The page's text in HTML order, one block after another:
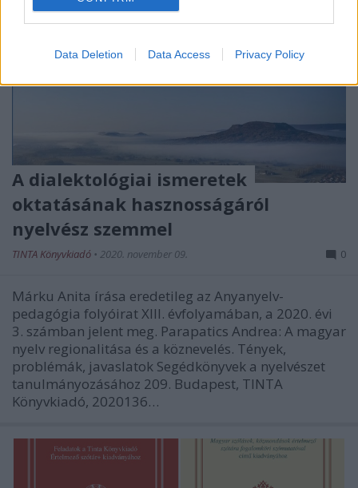
Data Deletion Data Access Privacy Policy
A dialektológiai ismeretek
oktatásának hasznosságáról
nyelvész szemmel
TINTA Könyvkiadó • 2020. november 09. 0
Márku Anita írása eredetileg az Anyanyelv-
pedagógia folyóirat XIII. évfolyamában, a 2020. évi
3. számban jelent meg. Parapatics Andrea: A magyar
nyelv regionalitása és a köznevelés. Tények,
problémák, javaslatok Segédkönyvek a nyelvészet
tanulmányozásához 209. Budapest, TINTA
Könyvkiadó, 2020136…